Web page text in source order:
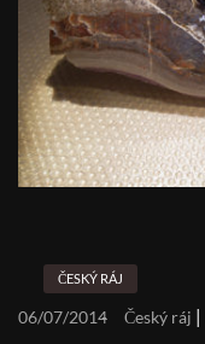
ČESKÝ RÁJ
06/07/2014 Český ráj |